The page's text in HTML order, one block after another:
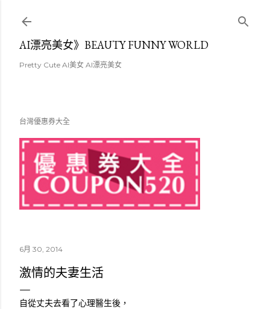
AI漂亮美女》BEAUTY FUNNY WORLD
Pretty Cute AI美女 AI漂亮美女
台灣優惠券大全
6月 30, 2014
激情的夫妻生活
自從丈夫去看了心理醫生後，